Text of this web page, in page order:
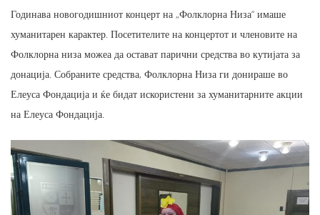
Годинава новогодишниот концерт на „Фолклорна Низа“ имаше
хуманитарен карактер. Посетителите на концертот и членовите на
Фолклорна низа можеа да остават парични средства во кутијата за
донација. Собраните средства, Фолклорна Низа ги донираше во
Елеуса Фондација и ќе бидат искористени за хуманитарните акции
на Елеуса Фондација.